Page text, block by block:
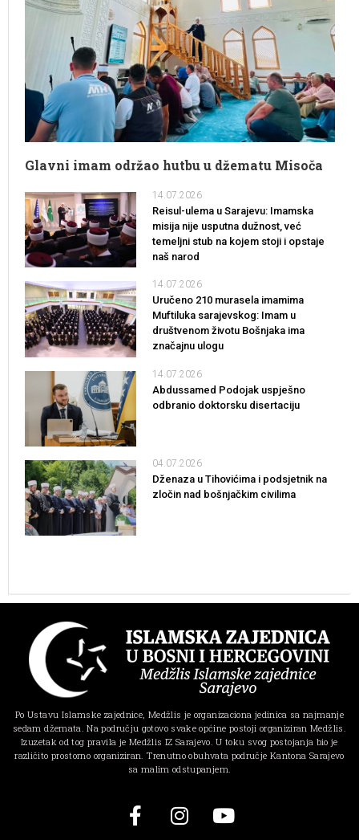
Glavni imam održao hutbu u džematu Misoča
14.07.2026
Reisul-ulema u Sarajevu: Imamska
misija nije usputna dužnost, već
temeljni stub na kojem stoji i opstaje
naš narod
14.07.2026
Uručeno 210 murasela imamima
Muftiluka sarajevskog: Imam u
društvenom životu Bošnjaka ima
značajnu ulogu
14.07.2026
Abdussamed Podojak uspješno
odbranio doktorsku disertaciju
04.07.2026
Dženaza u Tihovićima i podsjetnik na
zločin nad bošnjačkim civilima
Po Ustavu Islamske zajednice, Medžlis je organizaciona jedinica sa najmanje
sedam džemata. Na području gotovo svake općine postoji organiziran Medžlis.
Izuzetak od tog pravila je Medžlis IZ Sarajevo. U toku svog postojanja bio je
različito prostorno organiziran. Trenutno obuhvata područje Kantona Sarajevo
sa malim odstupanjem.